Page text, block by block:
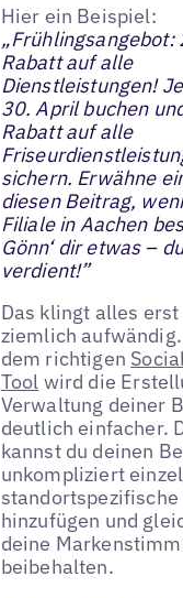
Hier ein Beispiel:
„Frühlingsangebot:
Rabatt auf alle
Dienstleistungen!
30. April buchen
Rabatt auf alle
sichern. Erwähne
diesen Beitrag,
Filiale in Aachen
Gönn‘ dir etwas –
verdient!”
Das klingt alles
ziemlich
dem richtigen
Tool wird die
Verwaltung deiner
deutlich einfacher.
kannst du deinen
unkompliziert
standortspezifische
hinzufügen und
deine
beibehalten.